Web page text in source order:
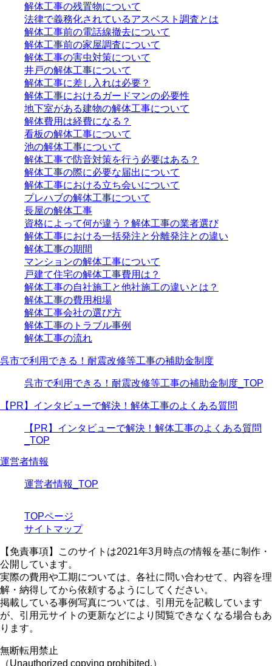
解体工事の残置物について
法律で義務化されているアスベスト調査とは
解体工事前の電話線撤去について
解体工事前の家屋調査について
解体工事の害虫対策について
井戸の解体工事について
解体工事に差し入れは必要？
解体工事におけるガードマンの必要性
地下室がある建物の解体工事について
解体費用は経費になる？
看板の解体工事について
池の解体工事について
解体工事で防音対策を行う必要はある？
解体工事の際に必要な届出について
解体工事における立ち会いについて
プレハブの解体工事について
長屋の解体工事
資格によって何が違う？解体工事の業者選び
解体工事における一括発注と分離発注との違い
解体工事の期間
マンションの解体工事について
戸建て住宅の解体工事費用は？
解体工事の自社施工と他社施工の違いとは？
解体工事の費用相場
解体工事会社の選び方
解体工事のトラブル事例
解体工事の流れ
呉市で利用できる！耐震改修等工事の補助金制度
呉市で利用できる！耐震改修等工事の補助金制度_TOP
【PR】インタビューで解決！解体工事のよくある質問
【PR】インタビューで解決！解体工事のよくある質問
_TOP
運営者情報
運営者情報_TOP
TOPページ
サイトマップ
【免責事項】
このサイトは2021年3月時点の情報を基に制作・
公開しています。
実際の費用や工期については、各社に問い合わせて、内容を理
解・納得してから依頼するようにしてください。
掲載している事例写真については、引用元を記載しています
が、引用元サイトの更新などにより閲覧できなくなる場合もあ
ります。
無断転用禁止
（Unauthorized copying prohibited.）